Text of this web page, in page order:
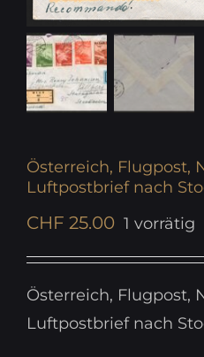
Österreich, Flugpost,
Luftpostbrief nach
CHF 25.00 1 vorrätig
Österreich, Flugpost,
Luftpostbrief nach